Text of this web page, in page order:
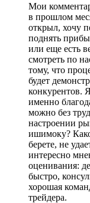
Мои
в прошлом
открыл, хочу
поднять
или еще есть
смотреть по
тому, что
будет
конкурентов.
именно
можно без
настроении
ишимоку?
берете, не
интересно
оценивания:
быстро,
хорошая
трейдера.